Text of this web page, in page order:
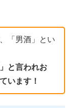
「男酒」とい
と言われお
います！